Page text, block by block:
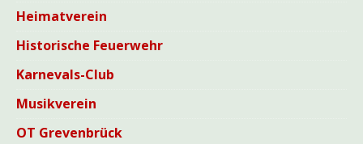
Heimatverein
Historische Feuerwehr
Karnevals-Club
Musikverein
OT Grevenbrück